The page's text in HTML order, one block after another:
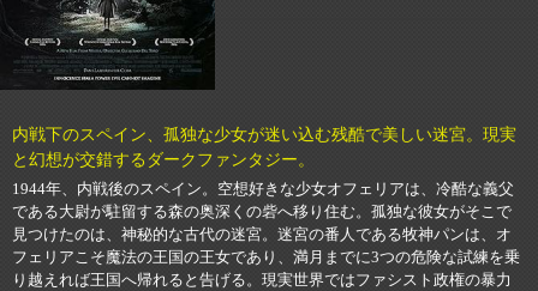
内戦下のスペイン、孤独な少女が迷い込む残酷で美しい迷宮。現実
と幻想が交錯するダークファンタジー。
1944年、内戦後のスペイン。空想好きな少女オフェリアは、冷酷な義父
である大尉が駐留する森の奥深くの砦へ移り住む。孤独な彼女がそこで
見つけたのは、神秘的な古代の迷宮。迷宮の番人である牧神パンは、オ
フェリアこそ魔法の王国の王女であり、満月までに3つの危険な試練を乗
り越えれば王国へ帰れると告げる。現実世界ではファシスト政権の暴力